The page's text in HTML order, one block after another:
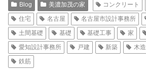
Blog 美濃加茂の家 コンクリート
住宅
名古屋 名古屋市設計事務所
土間基礎
基礎 基礎工事 家
愛知設計事務所
戸建 新築 木造
鉄筋